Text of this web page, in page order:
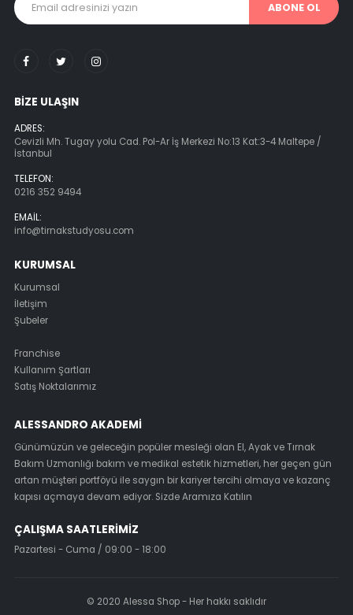
ABONE OL
BIZE ULAŞIN
ADRES:
Cevizli Mh. Tugay yolu Cad. Pol-Ar İş Merkezi No:13 Kat:3-4 Maltepe /
İstanbul
TELEFON:
0216 352 9494
EMAIL:
info@tirnakstudyosu.com
KURUMSAL
Kurumsal
İletişim
Şubeler
Franchise
Kullanım Şartları
Satış Noktalarımız
ALESSANDRO AKADEMI
Günümüzün ve geleceğin popüler mesleği olan El, Ayak ve Tırnak
Bakım Uzmanlığı bakım ve medikal estetik hizmetleri, her geçen gün
artan müşteri portföyü ile saygın bir kariyer tercihi olmaya ve kazanç
kapısı açmaya devam ediyor. Sizde Aramıza Katılın
ÇALIŞMA SAATLERIMIZ
Pazartesi - Cuma / 09:00 - 18:00
© 2020 Alessa Shop - Her hakkı saklıdır